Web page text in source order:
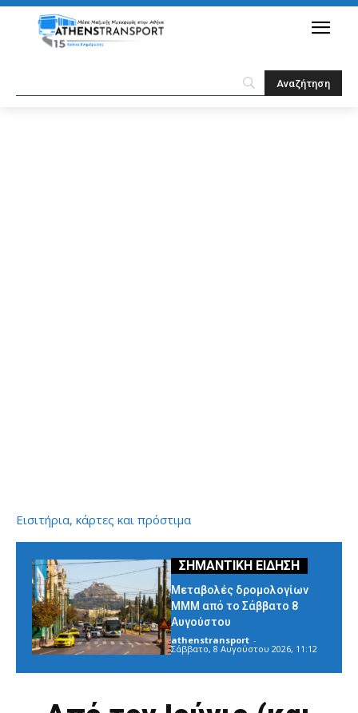
Εισιτήρια, κάρτες και πρόστιμα
Μεταβολές δρομολογίων
ΜΜΜ από το Σάββατο 8
Αυγούστου
athenstransport -
Σάββατο, 8 Αυγούστου 2026, 11:12